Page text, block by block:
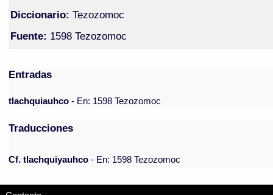
Diccionario: Tezozomoc
Fuente: 1598 Tezozomoc
Entradas
tlachquiauhco- En: 1598 Tezozomoc
Traducciones
Cf. tlachquiyauhco - En: 1598 Tezozomoc